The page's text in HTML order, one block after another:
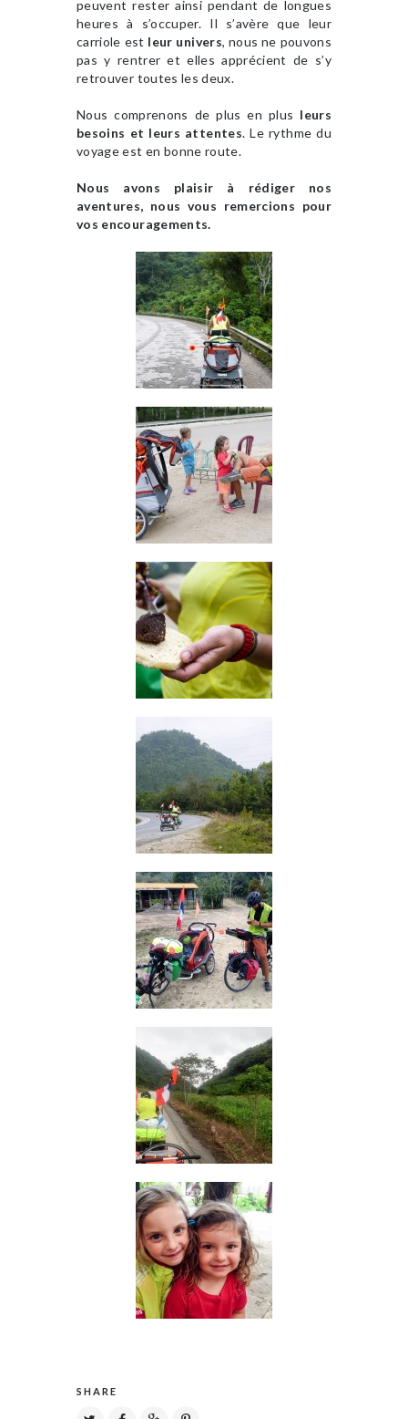
peuvent rester ainsi pendant de longues
heures à s’occuper. Il s’avère que leur
carriole est leur univers, nous ne pouvons
pas y rentrer et elles apprécient de s’y
retrouver toutes les deux.
Nous comprenons de plus en plus leurs
besoins et leurs attentes. Le rythme du
voyage est en bonne route.
Nous avons plaisir à rédiger nos
aventures, nous vous remercions pour
vos encouragements.
SHARE